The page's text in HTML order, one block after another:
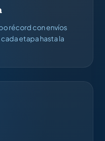
récord con envíos
etapa hasta la